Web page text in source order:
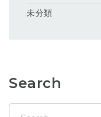
未分類
Search